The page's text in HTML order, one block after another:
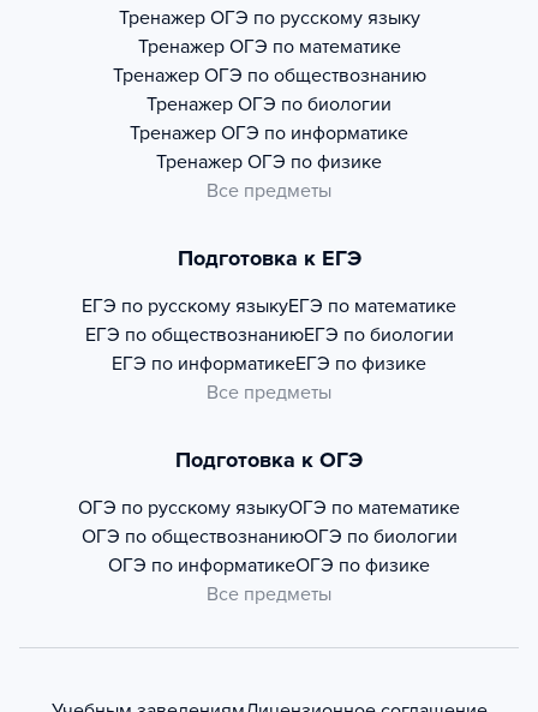
Тренажер ОГЭ по русскому языку
Тренажер ОГЭ по математике
Тренажер ОГЭ по обществознанию
Тренажер ОГЭ по биологии
Тренажер ОГЭ по информатике
Тренажер ОГЭ по физике
Все предметы
Подготовка к ЕГЭ
ЕГЭ по русскому языкуЕГЭ по математике
ЕГЭ по обществознаниюЕГЭ по биологии
ЕГЭ по информатикеЕГЭ по физике
Все предметы
Подготовка к ОГЭ
ОГЭ по русскому языкуОГЭ по математике
ОГЭ по обществознаниюОГЭ по биологии
ОГЭ по информатикеОГЭ по физике
Все предметы